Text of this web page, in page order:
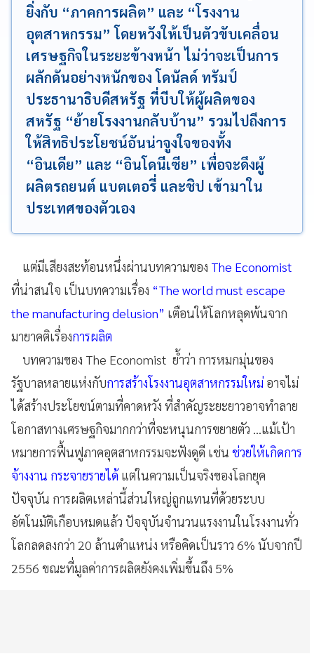
ยิ่งกับ “ภาคการผลิต” และ “โรงงาน
อุตสาหกรรม” โดยหวังให้เป็นตัวขับเคลื่อน
เศรษฐกิจในระยะข้างหน้า ไม่ว่าจะเป็นการ
ผลักดันอย่างหนักของ โดนัลด์ ทรัมป์
ประธานาธิบดีสหรัฐ ที่บีบให้ผู้ผลิตของ
สหรัฐ “ย้ายโรงงานกลับบ้าน” รวมไปถึงการ
ให้สิทธิประโยชน์อันน่าจูงใจของทั้ง
“อินเดีย” และ “อินโดนีเซีย” เพื่อจะดึงผู้
ผลิตรถยนต์ แบตเตอรี่ และชิป เข้ามาใน
ประเทศของตัวเอง
แต่มีเสียงสะท้อนหนึ่งผ่านบทความของ The Economist
ที่น่าสนใจ เป็นบทความเรื่อง “The world must escape
the manufacturing delusion” เตือนให้โลกหลุดพ้นจาก
มายาคติเรื่องการผลิต
บทความของ The Economist ย้ำว่า การหมกมุ่นของ
รัฐบาลหลายแห่งกับการสร้างโรงงานอุตสาหกรรมใหม่ อาจไม่
ได้สร้างประโยชน์ตามที่คาดหวัง ที่สำคัญระยะยาวอาจทำลาย
โอกาสทางเศรษฐกิจมากกว่าที่จะหนุนการขยายตัว ...แม้เป้า
หมายการฟื้นฟูภาคอุตสาหกรรมจะฟังดูดี เช่น ช่วยให้เกิดการ
จ้างงาน กระจายรายได้แต่ในความเป็นจริงของโลกยุค
ปัจจุบัน การผลิตเหล่านี้ส่วนใหญ่ถูกแทนที่ด้วยระบบ
อัตโนมัติเกือบหมดแล้ว ปัจจุบันจำนวนแรงงานในโรงงานทั่ว
โลกลดลงกว่า 20 ล้านตำแหน่ง หรือคิดเป็นราว 6% นับจากปี
2556 ขณะที่มูลค่าการผลิตยังคงเพิ่มขึ้นถึง 5%